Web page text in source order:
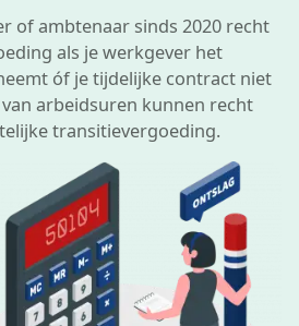
of ambtenaar sinds 2020 recht
als je werkgever het
óf je tijdelijke contract niet
arbeidsuren kunnen recht
transitievergoeding.